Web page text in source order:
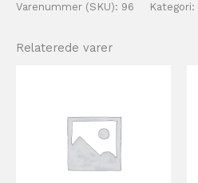
Varenummer (SKU): 96 Kategori:
Relaterede varer